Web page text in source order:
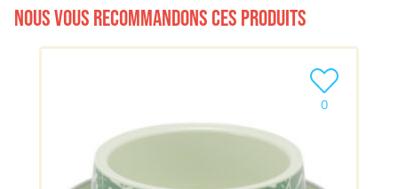
Nous vous recommandons ces produits
0
Ajouter le